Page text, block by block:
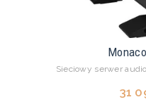
Sieciowy serwer
31